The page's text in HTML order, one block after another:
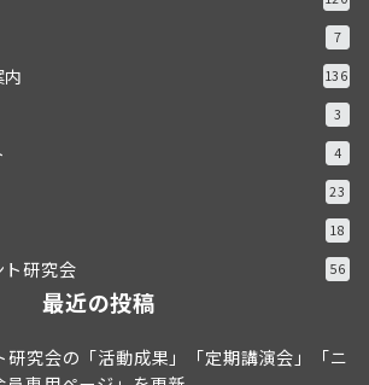
7
136
3
4
23
18
研究会 56
最近の投稿
研究会の「活動成果」「定期講演会」「ニ